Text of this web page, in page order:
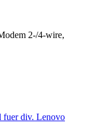
2-/4-wire,